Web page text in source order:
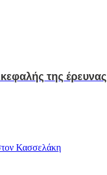
της έρευνας
Κασσελάκη